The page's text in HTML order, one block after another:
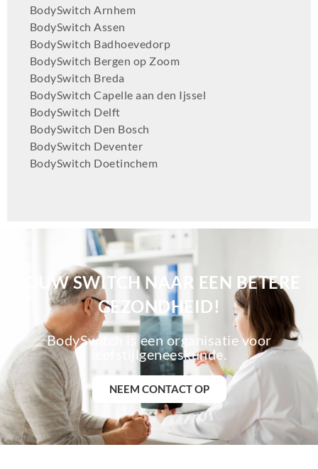
BodySwitch Arnhem
BodySwitch Assen
BodySwitch Badhoevedorp
BodySwitch Bergen op Zoom
BodySwitch Breda
BodySwitch Capelle aan den Ijssel
BodySwitch Delft
BodySwitch Den Bosch
BodySwitch Deventer
BodySwitch Doetinchem
BodySwitch Emmen
BodySwitch Enschede
BodySwitch Gilze-Rijen
BodySwitch Goeree-Overflakkee
BodySwitch Gouda
BodySwitch Groningen-Centrum
BodySwitch Haaglanden-Oost
BodySwitch Haarlem
BodySwitch Heemskerk
BodySwitch Heerlen
BodySwitch Helmond
BodySwitch Hengelo OV
BodySwitch Het Gooi
JOUW SWITCH NAAR EEN BETERE
GEZONDHEID!
BodySwitch is een organisatie voor
leefstijlgeneeskunde.
NEEM CONTACT OP